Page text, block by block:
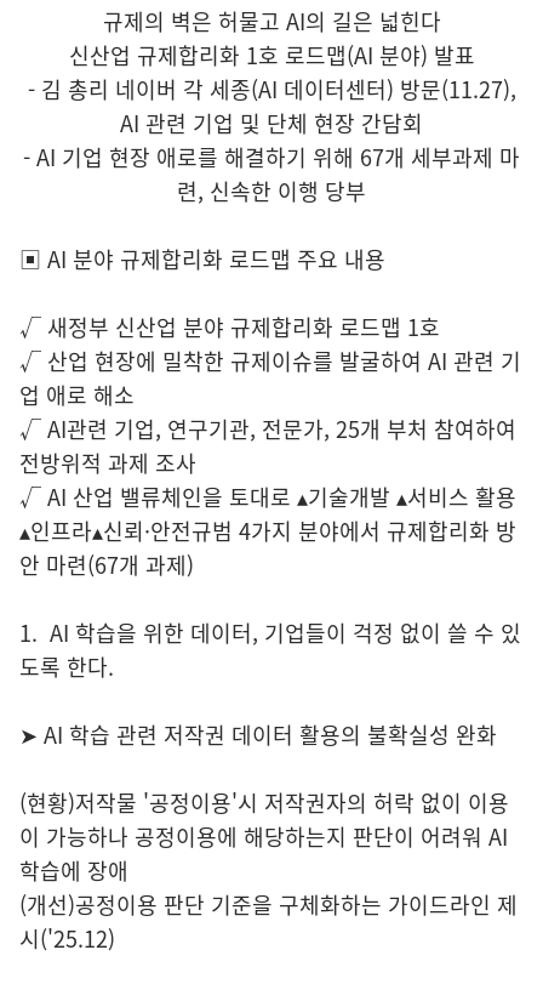
규제의 벽은 허물고 AI의 길은 넓힌다
신산업 규제합리화 1호 로드맵(AI 분야) 발표
- 김 총리 네이버 각 세종(AI 데이터센터) 방문(11.27),
AI 관련 기업 및 단체 현장 간담회
- AI 기업 현장 애로를 해결하기 위해 67개 세부과제 마
련, 신속한 이행 당부
▣ AI 분야 규제합리화 로드맵 주요 내용
√ 새정부 신산업 분야 규제합리화 로드맵 1호
√ 산업 현장에 밀착한 규제이슈를 발굴하여 AI 관련 기
업 애로 해소
√ AI관련 기업, 연구기관, 전문가, 25개 부처 참여하여
전방위적 과제 조사
√ AI 산업 밸류체인을 토대로 ▴기술개발 ▴서비스 활용
▴인프라▴신뢰·안전규범 4가지 분야에서 규제합리화 방
안 마련(67개 과제)
1. AI 학습을 위한 데이터, 기업들이 걱정 없이 쓸 수 있
도록 한다.
➤ AI 학습 관련 저작권 데이터 활용의 불확실성 완화
(현황)저작물 '공정이용'시 저작권자의 허락 없이 이용
이 가능하나 공정이용에 해당하는지 판단이 어려워 AI
학습에 장애
(개선)공정이용 판단 기준을 구체화하는 가이드라인 제
시('25.12)